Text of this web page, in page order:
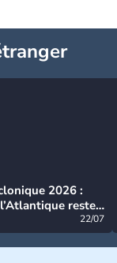
2026 :
reste
22/07